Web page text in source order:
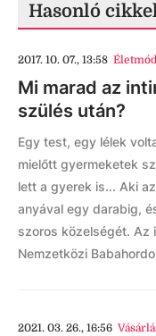
Hasonló
2017. 10. 07., 13:58
Mi marad az
szülés után?
Egy test, egy lélek
mielőtt gyermeketek
lett a gyerek is... Aki
anyával egy darabig,
szoros közelségét. Az
Nemzetközi
2021. 03. 26., 16:56